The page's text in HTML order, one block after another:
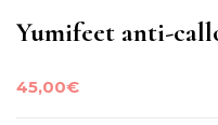
Yumifeet anti-
45,00€